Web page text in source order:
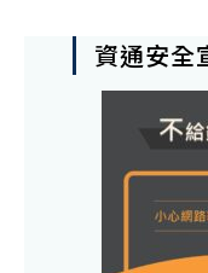
資通安全